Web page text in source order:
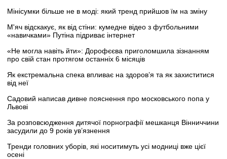
Мінісумки більше не в моді: який тренд прийшов їм на зміну
М'яч відскакує, як від стіни: кумедне відео з футбольними
«навичками» Путіна підриває інтернет
«Не могла навіть йти»: Дорофєєва приголомшила зізнанням
про свій стан протягом останніх 6 місяців
Як екстремальна спека впливає на здоров’я та як захиститися
від неї
Садовий написав дивне пояснення про московського попа у
Львові
За розповсюдження дитячої порнографії мешканця Вінниччини
засудили до 9 років ув’язнення
Тренди головних уборів, які носитимуть усі модниці вже цієї
осені